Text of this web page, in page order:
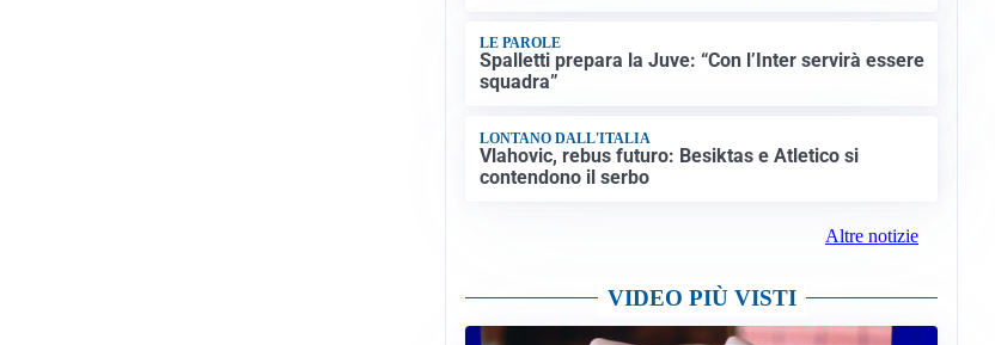
LE PAROLE
Spalletti prepara la Juve: “Con l’Inter servirà essere
squadra”
LONTANO DALL'ITALIA
Vlahovic, rebus futuro: Besiktas e Atletico si
contendono il serbo
Altre notizie
VIDEO PIÙ VISTI